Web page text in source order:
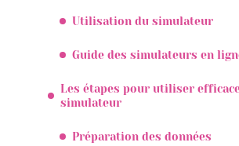
Utilisation du simulateur
Guide des simulateurs en
Les étapes pour utiliser
simulateur
Préparation des données